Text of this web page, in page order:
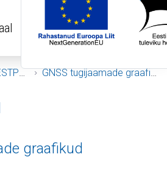
GNSS tugijaamade graafikud
graafikud